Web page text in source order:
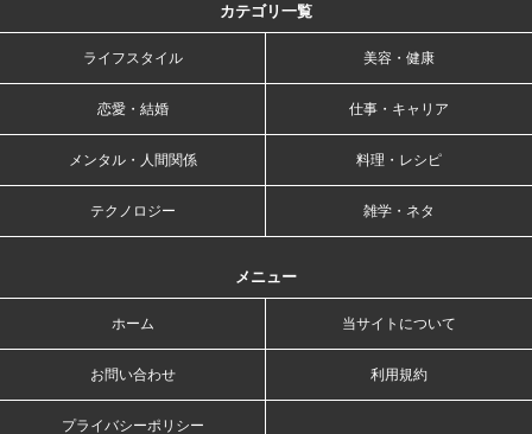
カテゴリ一覧
ライフスタイル 美容・健康
恋愛・結婚 仕事・キャリア
メンタル・人間関係 料理・レシピ
テクノロジー 雑学・ネタ
メニュー
ホーム 当サイトについて
お問い合わせ 利用規約
プライバシーポリシー